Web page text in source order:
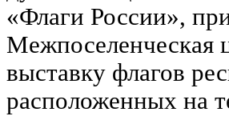
«Флаги России»,
Межпоселенческая
выставку флагов
расположенных на